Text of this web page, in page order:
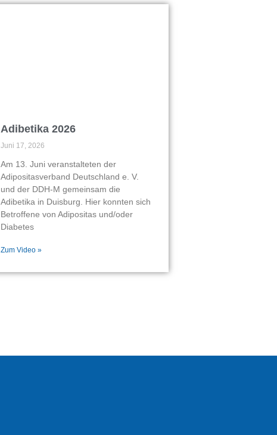
Adibetika 2026
Juni 17, 2026
Am 13. Juni veranstalteten der
Adipositasverband Deutschland e. V.
und der DDH-M gemeinsam die
Adibetika in Duisburg. Hier konnten sich
Betroffene von Adipositas und/oder
Diabetes
Zum Video »